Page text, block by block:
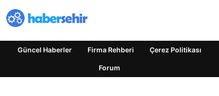
Güncel Haberler Firma Rehberi Çerez Politikası
Forum